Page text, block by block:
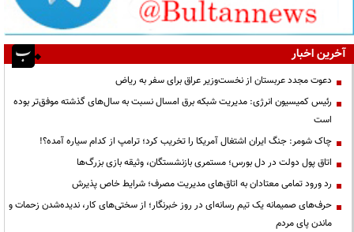
آخرین اخبار
دعوت مجدد عربستان از نخست‌وزیر عراق برای سفر به ریاض
رئیس کمیسیون انرژی: مدیریت شبکه برق امسال نسبت به سال‌های گذشته موفق‌تر بوده
است
چاک شومر: جنگ ایران اشتغال آمریکا را تخریب کرد؛ ترامپ از کدام سیاره آمده؟!
اتاق پول دولت در دل بورس؛ مستمری بازنشستگان، وثیقه بازی بزرگ‌ها
رد ورود تمامی معتادان به اتاق‌های مدیریت مصرف؛ شرایط خاص پذیرش
حرف‌های صمیمانه یک تیم رسانه‌ای در روز خبرنگار؛ از سختی‌های کار، ندیده‌شدن زحمات و
ماندن پای مردم